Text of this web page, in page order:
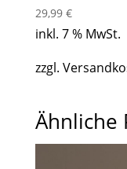
29,99 €
inkl. 7 % MwSt.
zzgl.
Ähnliche